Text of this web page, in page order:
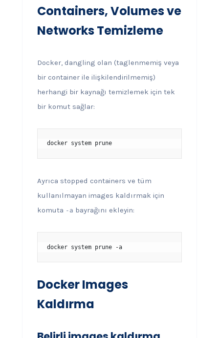
Containers, Volumes ve
Networks Temizleme
Docker, dangling olan (taglenmemiş veya
bir container ile ilişkilendirilmemiş)
herhangi bir kaynağı temizlemek için tek
bir komut sağlar:
docker system prune
Ayrıca stopped containers ve tüm
kullanılmayan images kaldırmak için
komuta -a bayrağını ekleyin:
docker system prune -a
Docker Images
Kaldırma